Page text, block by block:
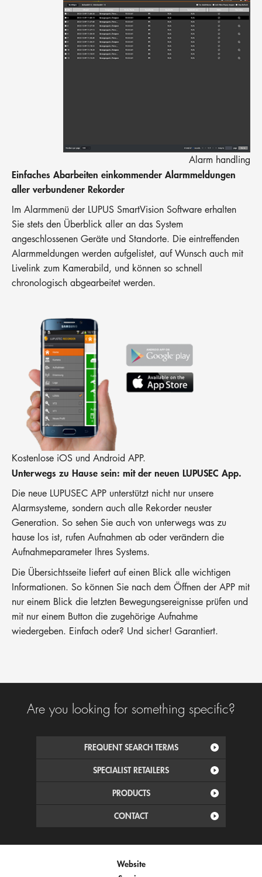
Alarm handling
Einfaches Abarbeiten einkommender Alarmmeldungen
aller verbundener Rekorder
Im Alarmmenü der LUPUS SmartVision Software erhalten
Sie stets den Überblick aller an das System
angeschlossenen Geräte und Standorte. Die eintreffenden
Alarmmeldungen werden aufgelistet, auf Wunsch auch mit
Livelink zum Kamerabild, und können so schnell
chronologisch abgearbeitet werden.
Kostenlose iOS und Android APP.
Unterwegs zu Hause sein: mit der neuen LUPUSEC App.
Die neue LUPUSEC APP unterstützt nicht nur unsere
Alarmsysteme, sondern auch alle Rekorder neuster
Generation. So sehen Sie auch von unterwegs was zu
hause los ist, rufen Aufnahmen ab oder verändern die
Aufnahmeparameter Ihres Systems.
Die Übersichtsseite liefert auf einen Blick alle wichtigen
Informationen. So können Sie nach dem Öffnen der APP mit
nur einem Blick die letzten Bewegungsereignisse prüfen und
mit nur einem Button die zugehörige Aufnahme
wiedergeben. Einfach oder? Und sicher! Garantiert.
Are you looking for something specific?
FREQUENT SEARCH TERMS
SPECIALIST RETAILERS
PRODUCTS
CONTACT
Website